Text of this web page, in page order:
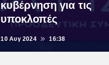
κυβέρνηση για τις
υποκλοπές
10 Αυγ 2024 16:38